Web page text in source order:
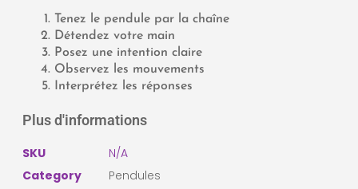
Tenez le pendule par la chaîne
Détendez votre main
Posez une intention claire
Observez les mouvements
Interprétez les réponses
Plus d'informations
SKU
N/A
Category
Pendules